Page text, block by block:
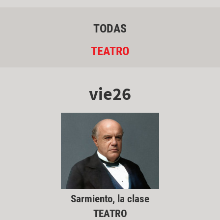
TODAS
TEATRO
vie26
Sarmiento, la clase
TEATRO